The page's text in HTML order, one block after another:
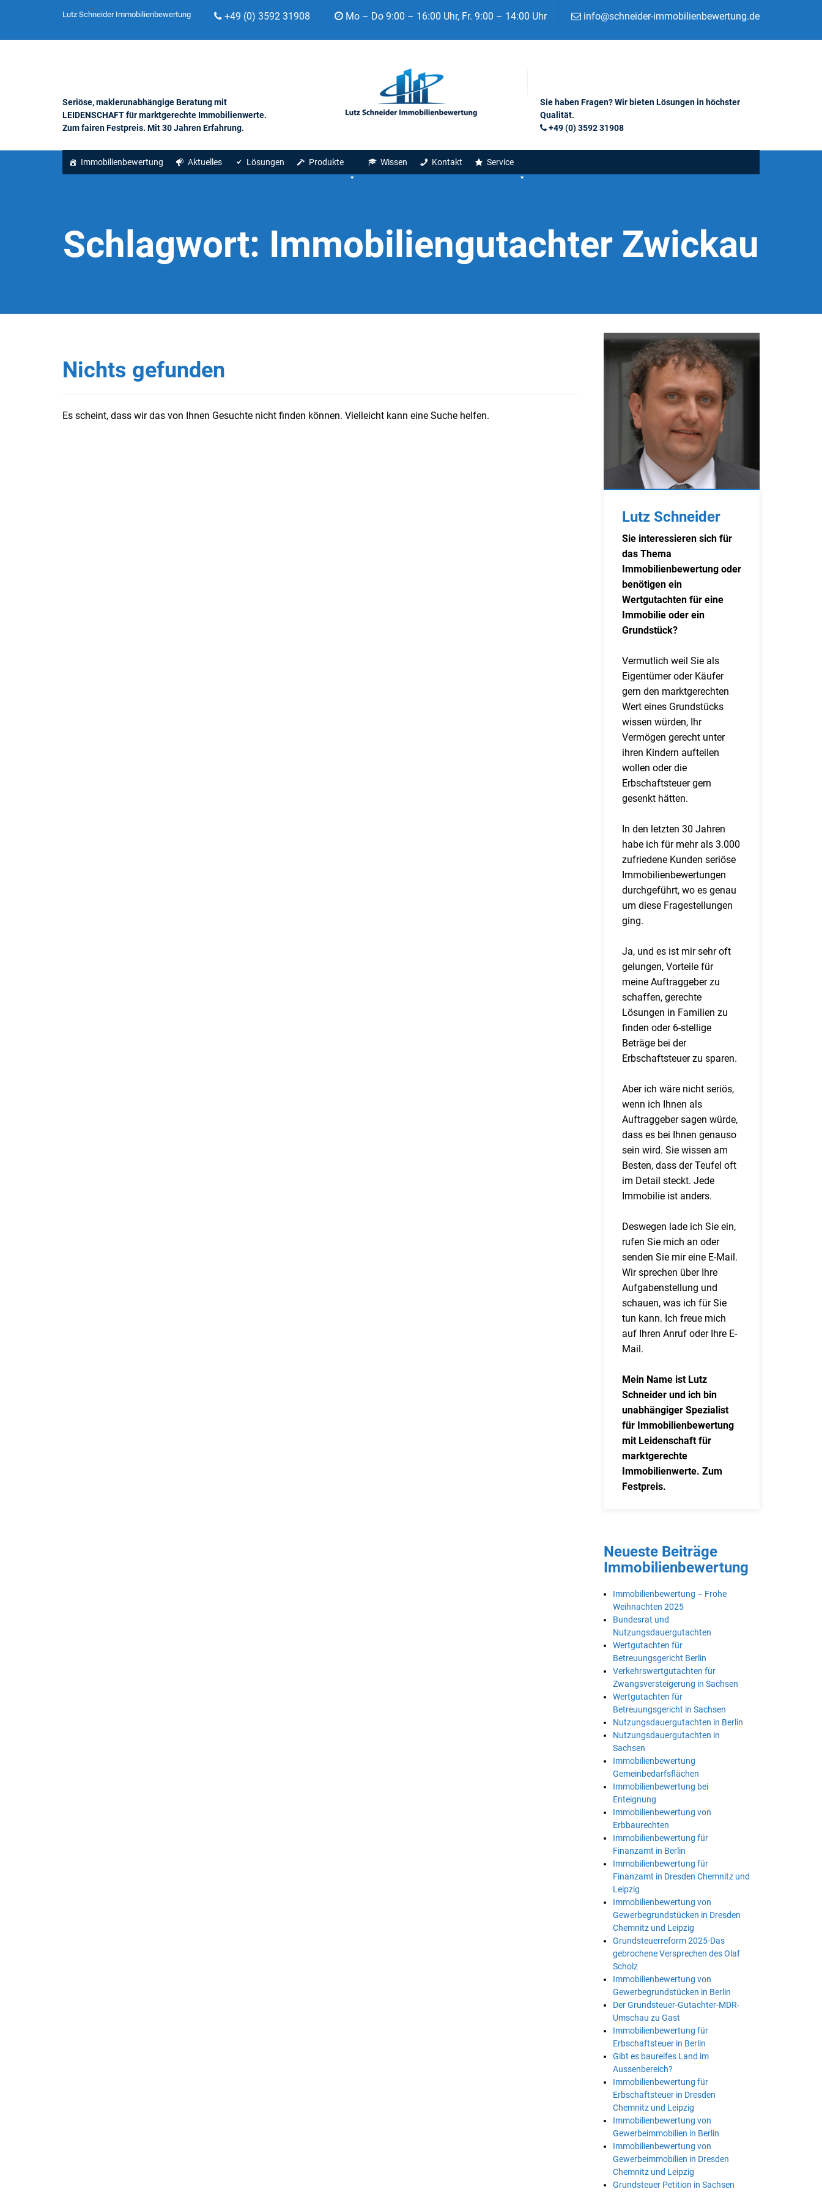
Lutz Schneider Immobilienbewertung +49 (0) 3592 31908 Mo – Do 9:00 – 16:00 Uhr, Fr. 9:00 – 14:00 Uhr info@schneider-immobilienbewertung.de
Seriöse, maklerunabhängige Beratung mit
LEIDENSCHAFT für marktgerechte Immobilienwerte.
Zum fairen Festpreis. Mit 30 Jahren Erfahrung.
Sie haben Fragen? Wir bieten Lösungen in höchster
Qualität.
+49 (0) 3592 31908
Immobilienbewertung Aktuelles Lösungen Produkte Wissen Kontakt Service
Schlagwort: Immobiliengutachter Zwickau
Nichts gefunden
Es scheint, dass wir das von Ihnen Gesuchte nicht finden können. Vielleicht kann eine Suche helfen.
Lutz Schneider
Sie interessieren sich für
das Thema
Immobilienbewertung oder
benötigen ein
Wertgutachten für eine
Immobilie oder ein
Grundstück?
Vermutlich weil Sie als
Eigentümer oder Käufer
gern den marktgerechten
Wert eines Grundstücks
wissen würden, Ihr
Vermögen gerecht unter
ihren Kindern aufteilen
wollen oder die
Erbschaftsteuer gern
gesenkt hätten.
In den letzten 30 Jahren
habe ich für mehr als 3.000
zufriedene Kunden seriöse
Immobilienbewertungen
durchgeführt, wo es genau
um diese Fragestellungen
ging.
Ja, und es ist mir sehr oft
gelungen, Vorteile für
meine Auftraggeber zu
schaffen, gerechte
Lösungen in Familien zu
finden oder 6-stellige
Beträge bei der
Erbschaftsteuer zu sparen.
Aber ich wäre nicht seriös,
wenn ich Ihnen als
Auftraggeber sagen würde,
dass es bei Ihnen genauso
sein wird. Sie wissen am
Besten, dass der Teufel oft
im Detail steckt. Jede
Immobilie ist anders.
Deswegen lade ich Sie ein,
rufen Sie mich an oder
senden Sie mir eine E-Mail.
Wir sprechen über Ihre
Aufgabenstellung und
schauen, was ich für Sie
tun kann. Ich freue mich
auf Ihren Anruf oder Ihre E-
Mail.
Mein Name ist Lutz
Schneider und ich bin
unabhängiger Spezialist
für Immobilienbewertung
mit Leidenschaft für
marktgerechte
Immobilienwerte. Zum
Festpreis.
Neueste Beiträge
Immobilienbewertung
Immobilienbewertung – Frohe
Weihnachten 2025
Bundesrat und
Nutzungsdauergutachten
Wertgutachten für
Betreuungsgericht Berlin
Verkehrswertgutachten für
Zwangsversteigerung in Sachsen
Wertgutachten für
Betreuungsgericht in Sachsen
Nutzungsdauergutachten in Berlin
Nutzungsdauergutachten in
Sachsen
Immobilienbewertung
Gemeinbedarfsflächen
Immobilienbewertung bei
Enteignung
Immobilienbewertung von
Erbbaurechten
Immobilienbewertung für
Finanzamt in Berlin
Immobilienbewertung für
Finanzamt in Dresden Chemnitz und
Leipzig
Immobilienbewertung von
Gewerbegrundstücken in Dresden
Chemnitz und Leipzig
Grundsteuerreform 2025-Das
gebrochene Versprechen des Olaf
Scholz
Immobilienbewertung von
Gewerbegrundstücken in Berlin
Der Grundsteuer-Gutachter-MDR-
Umschau zu Gast
Immobilienbewertung für
Erbschaftsteuer in Berlin
Gibt es baureifes Land im
Aussenbereich?
Immobilienbewertung für
Erbschaftsteuer in Dresden
Chemnitz und Leipzig
Immobilienbewertung von
Gewerbeimmobilien in Berlin
Immobilienbewertung von
Gewerbeimmobilien in Dresden
Chemnitz und Leipzig
Grundsteuer Petition in Sachsen